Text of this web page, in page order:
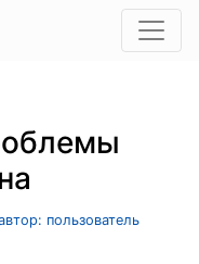
пользователь